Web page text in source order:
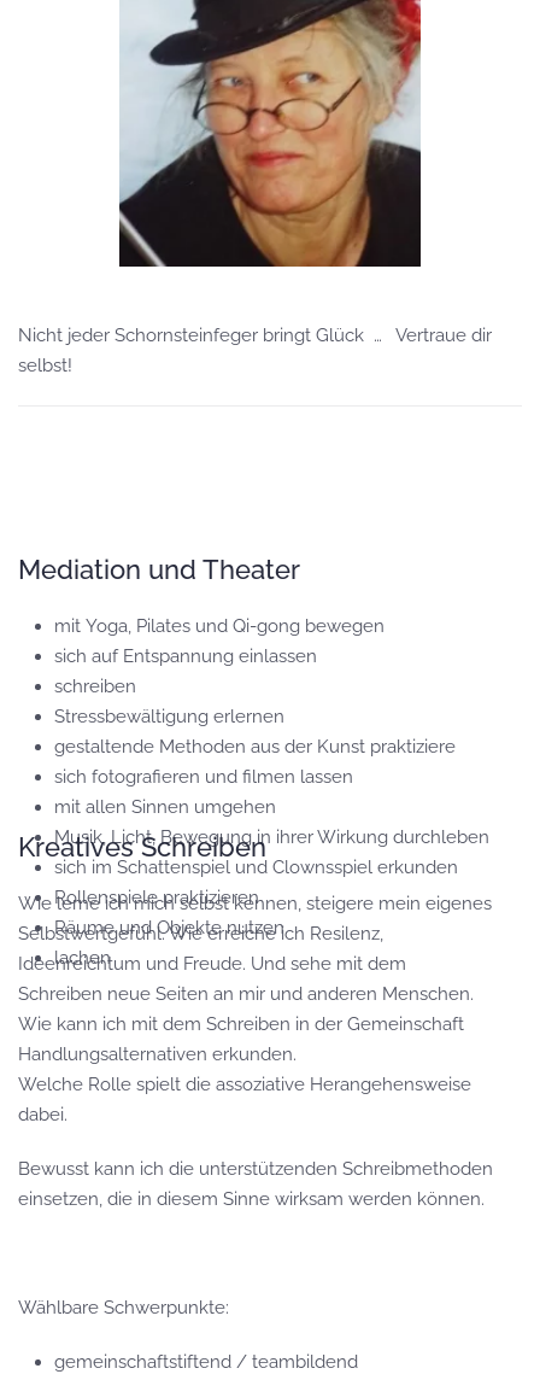
READ MORE
Nicht jeder Schornsteinfeger bringt Glück … Vertraue dir
selbst!
Mediation und Theater
mit Yoga, Pilates und Qi-gong bewegen
sich auf Entspannung einlassen
schreiben
Stressbewältigung erlernen
gestaltende Methoden aus der Kunst praktiziere
sich fotografieren und filmen lassen
mit allen Sinnen umgehen
Musik, Licht, Bewegung in ihrer Wirkung durchleben
sich im Schattenspiel und Clownsspiel erkunden
Rollenspiele praktizieren
Räume und Objekte nutzen
lachen
Kreatives Schreiben
Wie lerne ich mich selbst kennen, steigere mein eigenes
Selbstwertgefühl. Wie erreiche ich Resilenz,
Ideenreichtum und Freude. Und sehe mit dem
Schreiben neue Seiten an mir und anderen Menschen.
Wie kann ich mit dem Schreiben in der Gemeinschaft
Handlungsalternativen erkunden.
Welche Rolle spielt die assoziative Herangehensweise
dabei.
Bewusst kann ich die unterstützenden Schreibmethoden
einsetzen, die in diesem Sinne wirksam werden können.
Wählbare Schwerpunkte:
gemeinschaftstiftend / teambildend